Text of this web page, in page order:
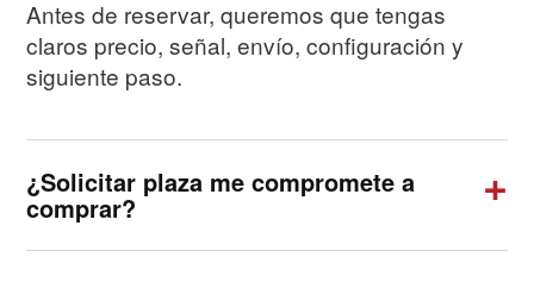
Antes de reservar, queremos que tengas
claros precio, señal, envío, configuración y
siguiente paso.
¿Solicitar plaza me compromete a
comprar?